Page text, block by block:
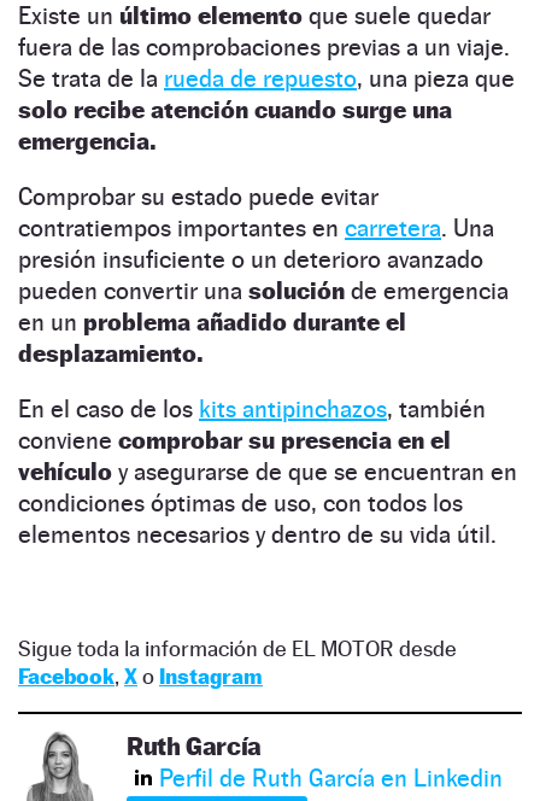
Existe un último elemento que suele quedar
fuera de las comprobaciones previas a un viaje.
Se trata de la rueda de repuesto, una pieza que
solo recibe atención cuando surge una
emergencia.
Comprobar su estado puede evitar
contratiempos importantes en carretera. Una
presión insuficiente o un deterioro avanzado
pueden convertir una solución de emergencia
en un problema añadido durante el
desplazamiento.
En el caso de los kits antipinchazos, también
conviene comprobar su presencia en el
vehículo y asegurarse de que se encuentran en
condiciones óptimas de uso, con todos los
elementos necesarios y dentro de su vida útil.
Sigue toda la información de EL MOTOR desde
Facebook, Xo Instagram
Ruth García
Perfil de Ruth García en Linkedin